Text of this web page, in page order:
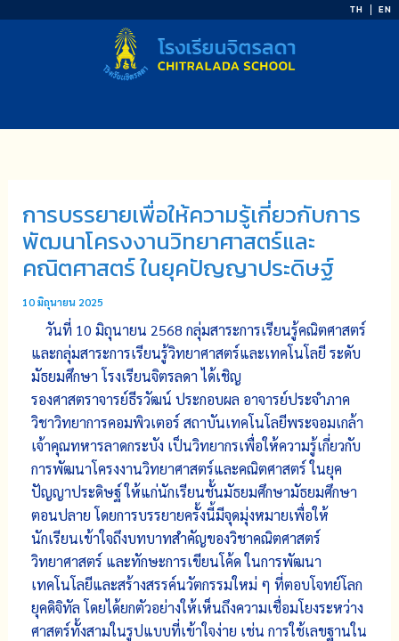
TH EN
การบรรยายเพื่อให้ความรู้เกี่ยวกับการ
พัฒนาโครงงานวิทยาศาสตร์และ
คณิตศาสตร์ ในยุคปัญญาประดิษฐ์
10 มิถุนายน 2025
วันที่ 10 มิถุนายน 2568 กลุ่มสาระการเรียนรู้คณิตศาสตร์
และกลุ่มสาระการเรียนรู้วิทยาศาสตร์และเทคโนโลยี ระดับ
มัธยมศึกษา โรงเรียนจิตรลดา ได้เชิญ
รองศาสตราจารย์ธีรวัฒน์ ประกอบผล อาจารย์ประจำภาค
วิชาวิทยาการคอมพิวเตอร์ สถาบันเทคโนโลยีพระจอมเกล้า
เจ้าคุณทหารลาดกระบัง เป็นวิทยากรเพื่อให้ความรู้เกี่ยวกับ
การพัฒนาโครงงานวิทยาศาสตร์และคณิตศาสตร์ ในยุค
ปัญญาประดิษฐ์ ให้แก่นักเรียนชั้นมัธยมศึกษามัธยมศึกษา
ตอนปลาย โดยการบรรยายครั้งนี้มีจุดมุ่งหมายเพื่อให้
นักเรียนเข้าใจถึงบทบาทสำคัญของวิชาคณิตศาสตร์
วิทยาศาสตร์ และทักษะการเขียนโค้ด ในการพัฒนา
เทคโนโลยีและสร้างสรรค์นวัตกรรมใหม่ ๆ ที่ตอบโจทย์โลก
ยุคดิจิทัล โดยได้ยกตัวอย่างให้เห็นถึงความเชื่อมโยงระหว่าง
ศาสตร์ทั้งสามในรูปแบบที่เข้าใจง่าย เช่น การใช้เลขฐานใน